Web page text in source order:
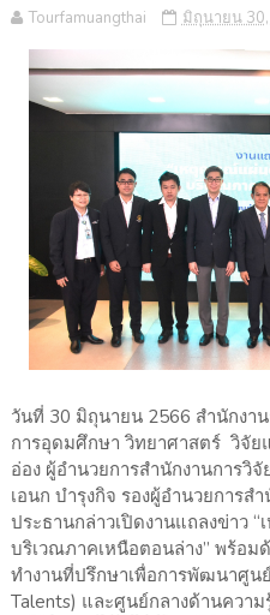
Tourfamuangthai มิถุนายน
วันที่ 30 มิถุนายน 2566 สำนักงา
การอุดมศึกษา วิทยาศาสตร์ วิจัย
อ่อง ผู้อำนวยการสำนักงานการวิ
เอนก บำรุงกิจ รองผู้อำนวยการส
ประธานกล่าวเปิดงานแถลงข่าว
บริเวณภาคเหนือตอนล่าง” พร้อ
ทำงานที่ปรึกษาเพื่อการพัฒนาศูน
Talents) และศูนย์กลางด้านควา